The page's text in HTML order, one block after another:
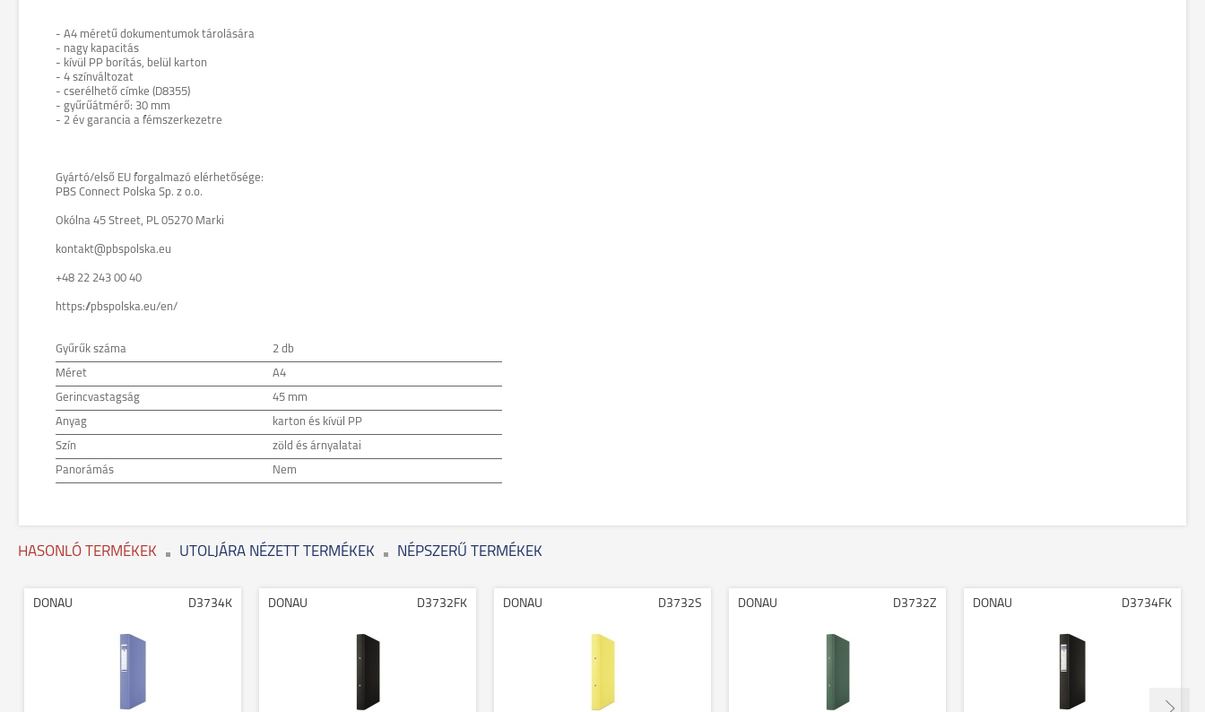
- A4 méretű dokumentumok tárolására
- nagy kapacitás
- kívül PP borítás, belül karton
- 4 színváltozat
- cserélhető címke (D8355)
- gyűrűátmérő: 30 mm
- 2 év garancia a fémszerkezetre
Gyártó/első EU forgalmazó elérhetősége:
PBS Connect Polska Sp. z o.o.
Okólna 45 Street, PL 05270 Marki
kontakt@pbspolska.eu
+48 22 243 00 40
https://pbspolska.eu/en/
Gyűrűk száma 2 db
Méret A4
Gerincvastagság 45 mm
Anyag karton és kívül PP
Szín zöld és árnyalatai
Panorámás Nem
HASONLÓ TERMÉKEK UTOLJÁRA NÉZETT TERMÉKEK NÉPSZERŰ TERMÉKEK
DONAU D3734K DONAU D3732FK DONAU D3732S DONAU D3732Z DONAU D3734FK